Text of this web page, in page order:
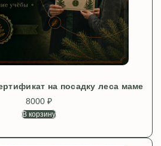
на посадку леса маме
8000 ₽
В корзину